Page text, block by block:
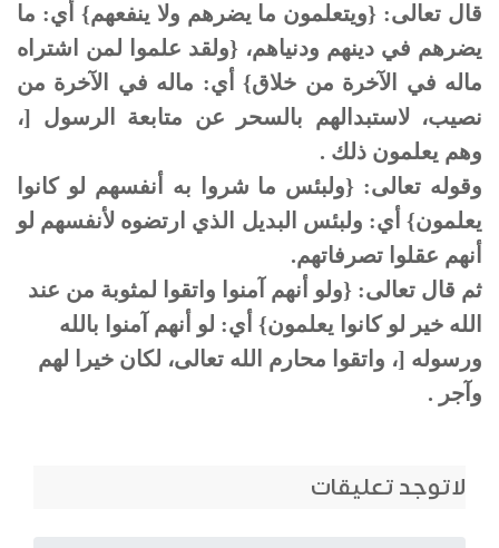
قال تعالى: {ويتعلمون ما يضرهم ولا ينفعهم} أي: ما
يضرهم في دينهم ودنياهم، {ولقد علموا لمن اشتراه
ماله في الآخرة من خلاق} أي: ماله في الآخرة من
نصيب، لاستبدالهم بالسحر عن متابعة الرسول [،
وهم يعلمون ذلك .
وقوله تعالى: {ولبئس ما شروا به أنفسهم لو كانوا
يعلمون} أي: ولبئس البديل الذي ارتضوه لأنفسهم لو
أنهم عقلوا تصرفاتهم.
ثم قال تعالى: {ولو أنهم آمنوا واتقوا لمثوبة من عند
الله خير لو كانوا يعلمون} أي: لو أنهم آمنوا بالله
ورسوله [، واتقوا محارم الله تعالى، لكان خيرا لهم
وآجر .
لاتوجد تعليقات